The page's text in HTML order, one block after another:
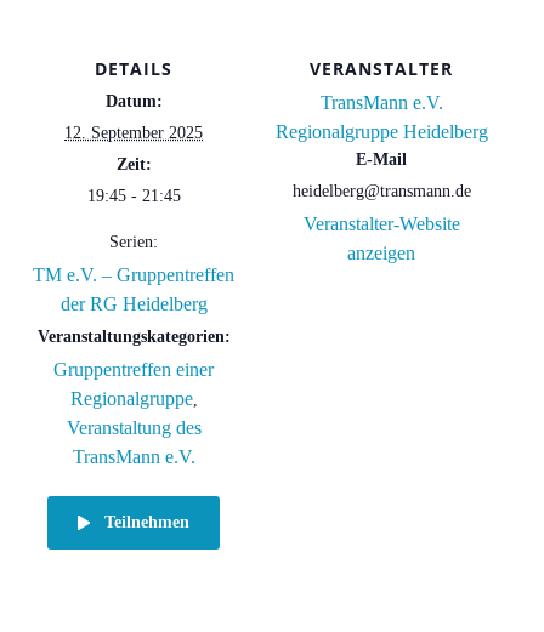
DETAILS
Datum:
12. September 2025
Zeit:
19:45 - 21:45
Serien:
TM e.V. – Gruppentreffen
der RG Heidelberg
Veranstaltungskategorien:
Gruppentreffen einer
Regionalgruppe,
Veranstaltung des
TransMann e.V.
Teilnehmen
VERANSTALTER
TransMann e.V.
Regionalgruppe Heidelberg
E-Mail
heidelberg@transmann.de
Veranstalter-Website
anzeigen